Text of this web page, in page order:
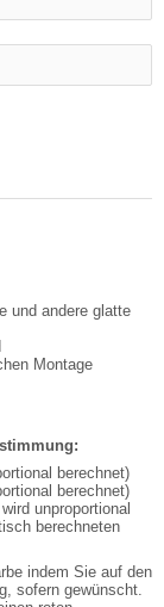
und andere glatte
Montage
berechnet)
berechnet)
unproportional
berechneten
indem Sie auf den
sofern gewünscht.